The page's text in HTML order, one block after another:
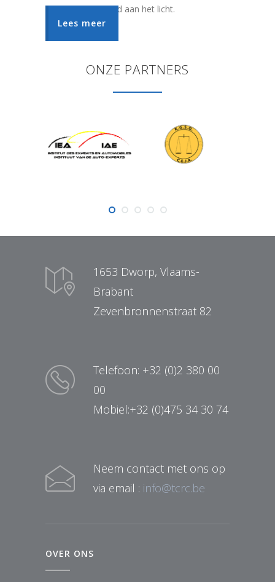
brengt de waarheid aan het licht.
Lees meer
ONZE PARTNERS
1653 Dworp, Vlaams-
Brabant
Zevenbronnenstraat 82
Telefoon: +32 (0)2 380 00
00
Mobiel:+32 (0)475 34 30 74
Neem contact met ons op
via email : info@tcrc.be
OVER ONS